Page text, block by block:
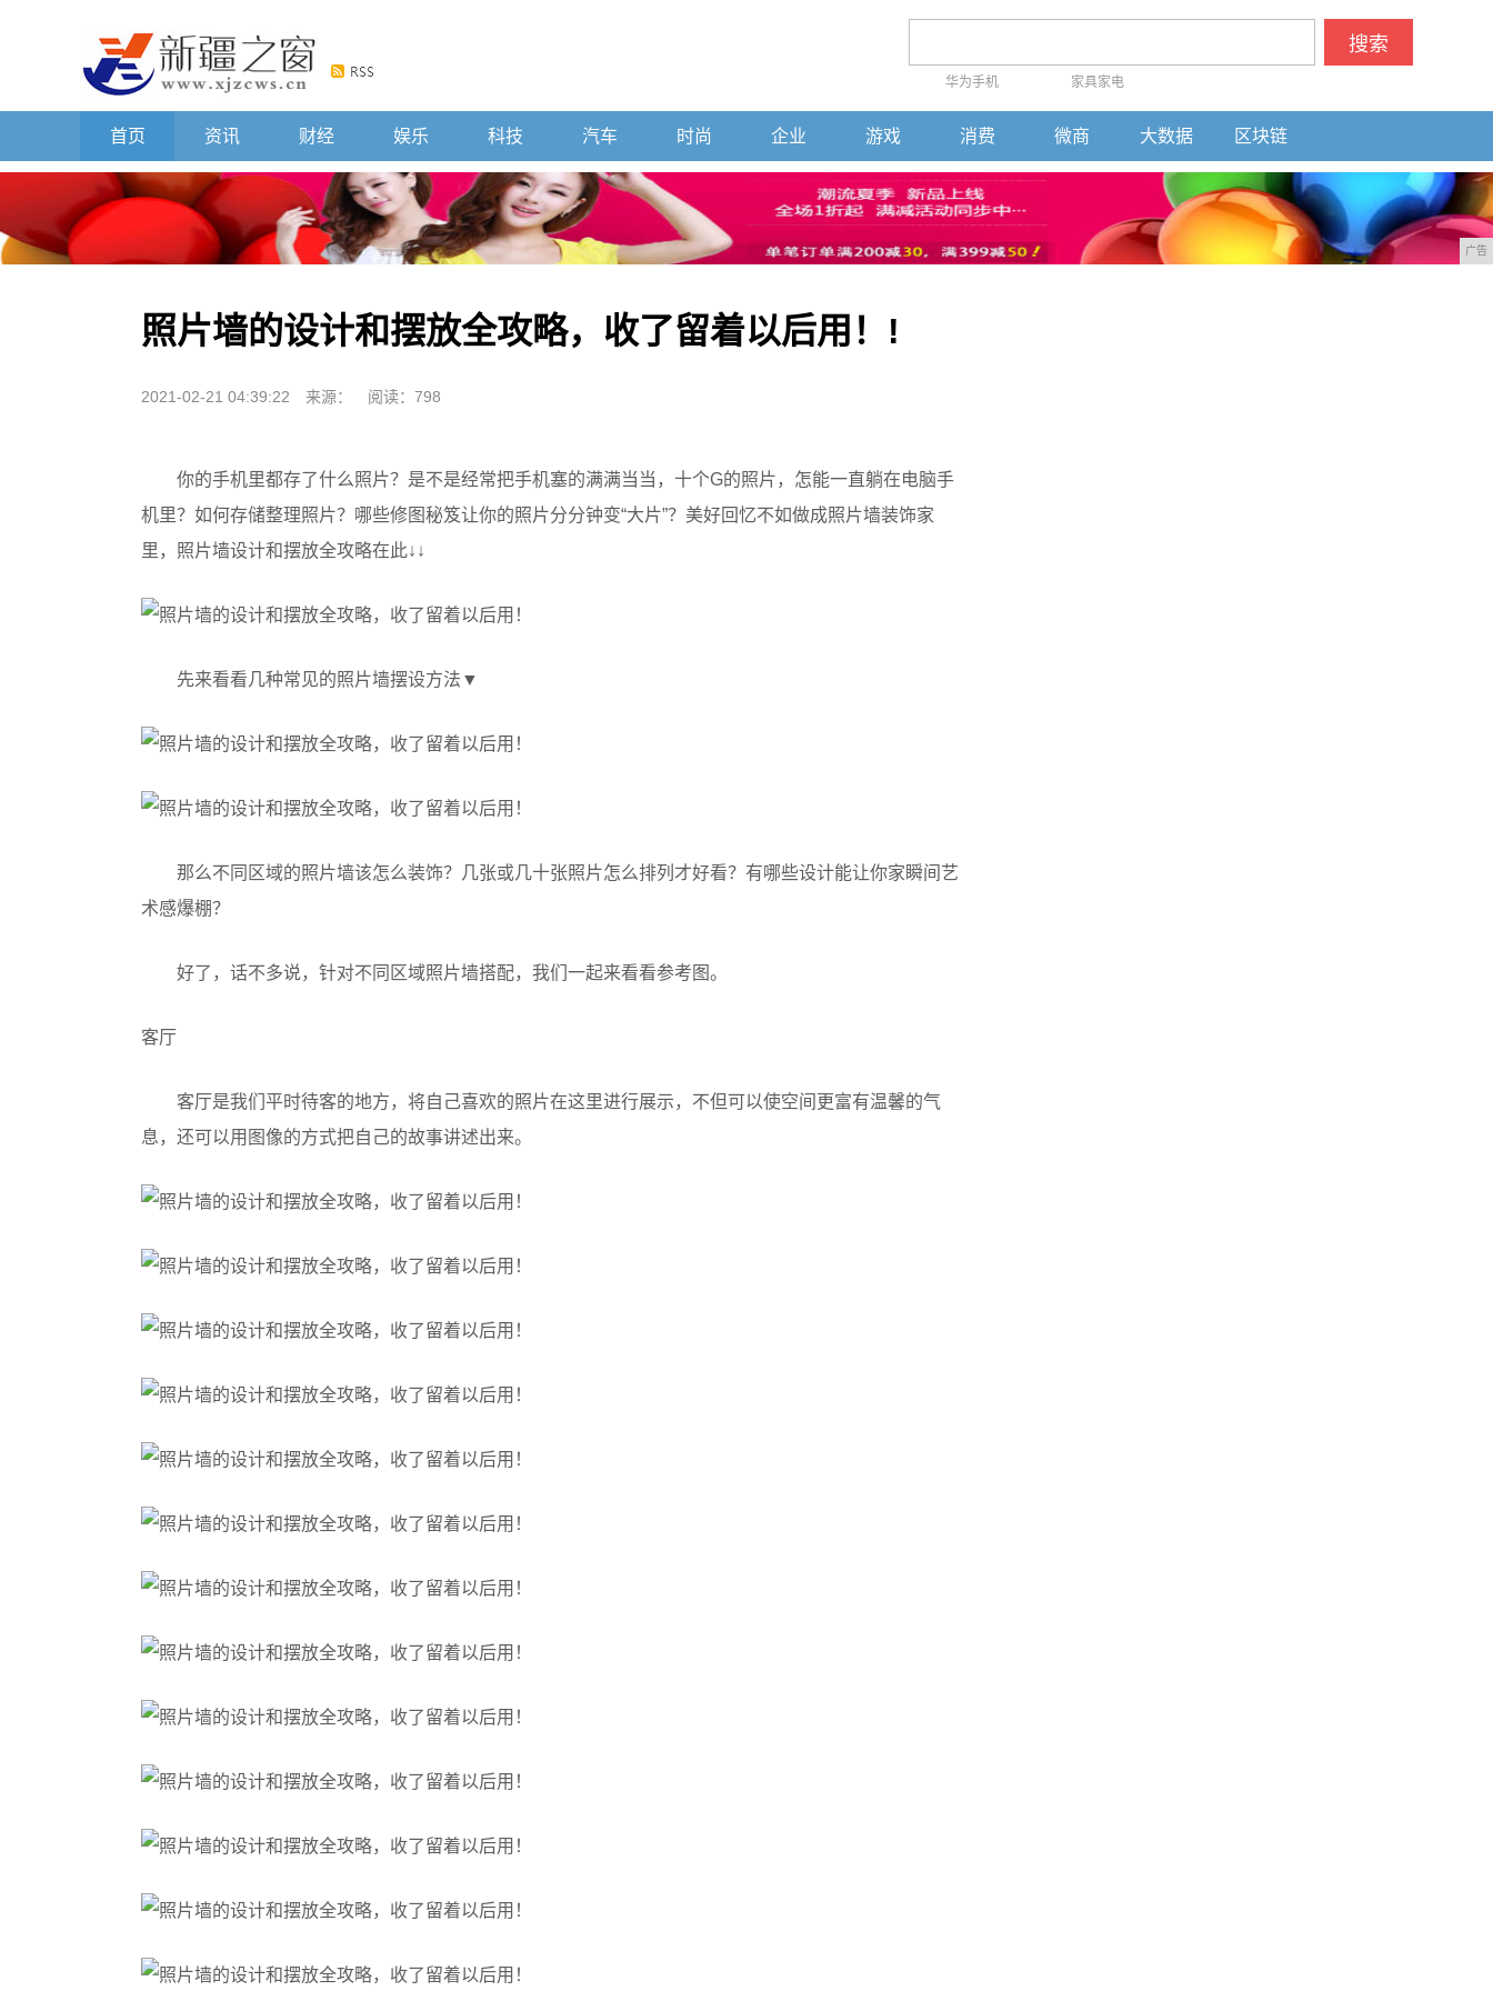
搜索
华为手机 家具家电
首页 资讯 财经 娱乐 科技 汽车 时尚 企业 游戏 消费 微商 大数据 区块链
广告
照片墙的设计和摆放全攻略，收了留着以后用！!
2021-02-21 04:39:22 来源： 阅读：798
你的手机里都存了什么照片？是不是经常把手机塞的满满当当，十个G的照片，怎能一直躺在电脑手
机里？如何存储整理照片？哪些修图秘笈让你的照片分分钟变“大片”？美好回忆不如做成照片墙装饰家
里，照片墙设计和摆放全攻略在此↓↓
先来看看几种常见的照片墙摆设方法▼
那么不同区域的照片墙该怎么装饰？几张或几十张照片怎么排列才好看？有哪些设计能让你家瞬间艺
术感爆棚？
好了，话不多说，针对不同区域照片墙搭配，我们一起来看看参考图。
客厅
客厅是我们平时待客的地方，将自己喜欢的照片在这里进行展示，不但可以使空间更富有温馨的气
息，还可以用图像的方式把自己的故事讲述出来。